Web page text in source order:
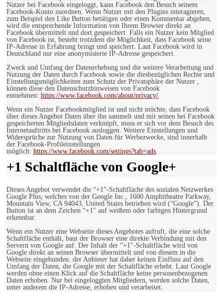
Nutzer bei Facebook eingeloggt, kann Facebook den Besuch seinem
Facebook-Konto zuordnen. Wenn Nutzer mit den Plugins interagieren,
zum Beispiel den Like Button betätigen oder einen Kommentar abgeben,
wird die entsprechende Information von Ihrem Browser direkt an
Facebook übermittelt und dort gespeichert. Falls ein Nutzer kein Mitglied
von Facebook ist, besteht trotzdem die Möglichkeit, dass Facebook seine
IP-Adresse in Erfahrung bringt und speichert. Laut Facebook wird in
Deutschland nur eine anonymisierte IP-Adresse gespeichert.
Zweck und Umfang der Datenerhebung und die weitere Verarbeitung und
Nutzung der Daten durch Facebook sowie die diesbezüglichen Rechte und
Einstellungsmöglichkeiten zum Schutz der Privatsphäre der Nutzer ,
können diese den Datenschutzhinweisen von Facebook
entnehmen: https://www.facebook.com/about/privacy/.
Wenn ein Nutzer Facebookmitglied ist und nicht möchte, dass Facebook
über dieses Angebot Daten über ihn sammelt und mit seinen bei Facebook
gespeicherten Mitgliedsdaten verknüpft, muss er sich vor dem Besuch des
Internetauftritts bei Facebook ausloggen. Weitere Einstellungen und
Widersprüche zur Nutzung von Daten für Werbezwecke, sind innerhalb
der Facebook-Profileinstellungen
möglich: https://www.facebook.com/settings?tab=ads.
+1 Schaltfläche von Google+
Dieses Angebot verwendet die “+1″-Schaltfläche des sozialen Netzwerkes
Google Plus, welches von der Google Inc., 1600 Amphitheatre Parkway,
Mountain View, CA 94043, United States betrieben wird (“Google”). Der
Button ist an dem Zeichen “+1″ auf weißem oder farbigen Hintergrund
erkennbar.
Wenn ein Nutzer eine Webseite dieses Angebotes aufruft, die eine solche
Schaltfläche enthält, baut der Browser eine direkte Verbindung mit den
Servern von Google auf. Der Inhalt der “+1″-Schaltfläche wird von
Google direkt an seinen Browser übermittelt und von diesem in die
Webseite eingebunden. der Anbieter hat daher keinen Einfluss auf den
Umfang der Daten, die Google mit der Schaltfläche erhebt. Laut Google
werden ohne einen Klick auf die Schaltfläche keine personenbezogenen
Daten erhoben. Nur bei eingeloggten Mitgliedern, werden solche Daten,
unter anderem die IP-Adresse, erhoben und verarbeitet.